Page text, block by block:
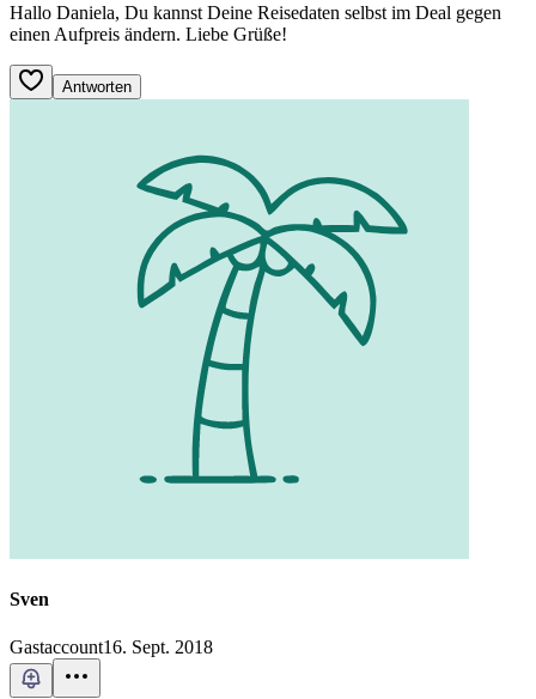
Hallo Daniela, Du kannst Deine Reisedaten selbst im Deal gegen
einen Aufpreis ändern. Liebe Grüße!
Antworten
Sven
Gastaccount16. Sept. 2018